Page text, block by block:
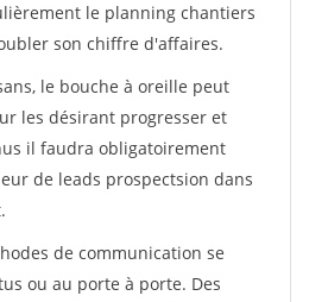
le planning chantiers
son chiffre d'affaires.
le bouche à oreille peut
les désirant progresser et
il faudra obligatoirement
de leads prospectsion dans
de communication se
ou au porte à porte. Des